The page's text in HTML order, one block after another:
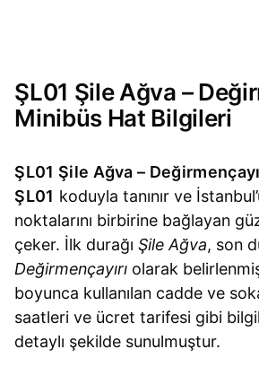
ŞL01 Şile Ağva –
Minibüs Hat Bilgileri
ŞL01 Şile Ağva –
ŞL01 koduyla tanınır ve
noktalarını birbirine bağlayan
çeker. İlk durağıŞile Ağva, son
Değirmençayırı olarak
boyunca kullanılan cadde ve
saatleri ve ücret tarifesi gibi
detaylı şekilde sunulmuştur.